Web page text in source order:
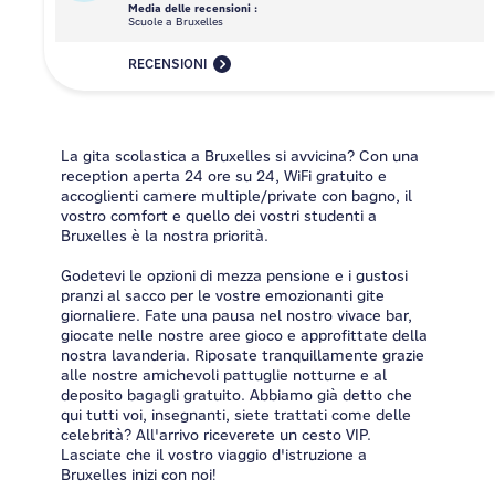
Media delle recensioni :
Scuole a Bruxelles
RECENSIONI
La gita scolastica a Bruxelles si avvicina? Con una
reception aperta 24 ore su 24, WiFi gratuito e
accoglienti camere multiple/private con bagno, il
vostro comfort e quello dei vostri studenti a
Bruxelles è la nostra priorità.
Godetevi le opzioni di mezza pensione e i gustosi
pranzi al sacco per le vostre emozionanti gite
giornaliere. Fate una pausa nel nostro vivace bar,
giocate nelle nostre aree gioco e approfittate della
nostra lavanderia. Riposate tranquillamente grazie
alle nostre amichevoli pattuglie notturne e al
deposito bagagli gratuito. Abbiamo già detto che
qui tutti voi, insegnanti, siete trattati come delle
celebrità? All'arrivo riceverete un cesto VIP.
Lasciate che il vostro viaggio d'istruzione a
Bruxelles inizi con noi!